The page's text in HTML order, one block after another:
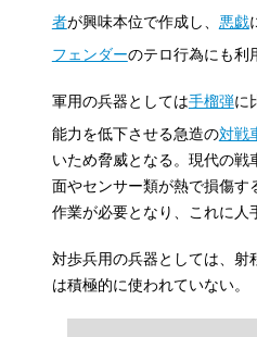
者が興味本位で作成し、 悪戯
フェンダーのテロ行為にも利
軍用の兵器としては手榴弾に
能力を低下させる急造の対戦
いため脅威となる。現代の戦
面やセンサー類が熱で損傷す
作業が必要となり、これに人
対歩兵用の兵器としては、射
は積極的に使われていない。